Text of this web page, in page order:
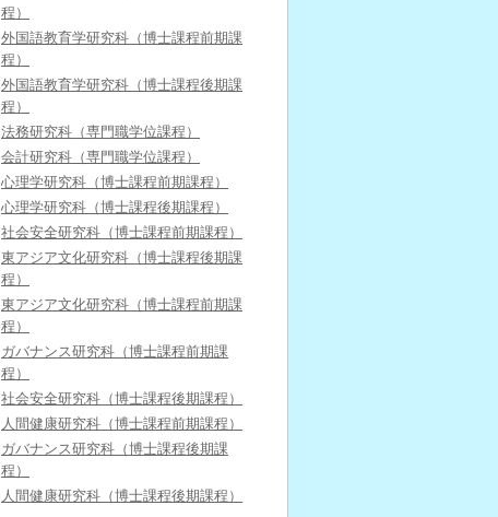
程）
外国語教育学研究科（博士課程前期課
程）
外国語教育学研究科（博士課程後期課
程）
法務研究科（専門職学位課程）
会計研究科（専門職学位課程）
心理学研究科（博士課程前期課程）
心理学研究科（博士課程後期課程）
社会安全研究科（博士課程前期課程）
東アジア文化研究科（博士課程後期課
程）
東アジア文化研究科（博士課程前期課
程）
ガバナンス研究科（博士課程前期課
程）
社会安全研究科（博士課程後期課程）
人間健康研究科（博士課程前期課程）
ガバナンス研究科（博士課程後期課
程）
人間健康研究科（博士課程後期課程）